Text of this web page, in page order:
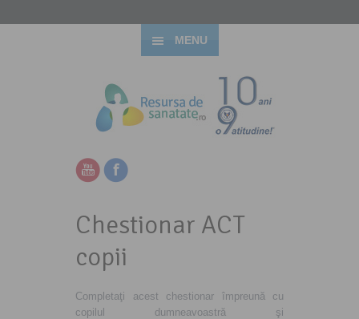
MENU
Chestionar ACT
copii
Completaţi acest chestionar împreună cu
copilul dumneavoastră şi